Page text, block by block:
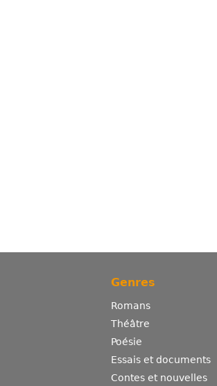
Genres
Romans
Théâtre
Poésie
Essais et documents
Contes et nouvelles